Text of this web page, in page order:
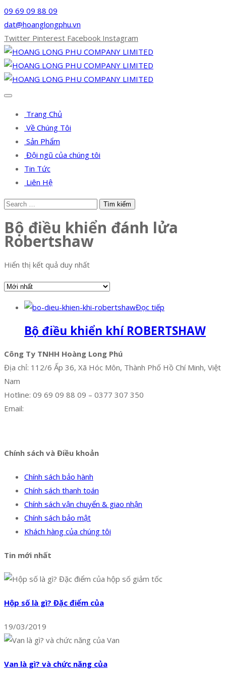
09 69 09 88 09
dat@hoanglongphu.vn
Twitter Pinterest Facebook Instagram
Trang Chủ
Về Chúng Tôi
Sản Phẩm
Đội ngũ của chúng tôi
Tin Tức
Liên Hệ
Bộ điều khiển đánh lửa
Robertshaw
Hiển thị kết quả duy nhất
Đọc tiếp
Bộ điều khiển khí ROBERTSHAW
Công Ty TNHH Hoàng Long Phú
Địa chỉ: 112/6 Ấp 36, Xã Hóc Môn, Thành Phố Hồ Chí Minh, Việt
Nam
Hotline: 09 69 09 88 09 – 0377 307 350
Email:
Chính sách và Điều khoản
Chính sách bảo hành
Chính sách thanh toán
Chính sách vận chuyển & giao nhận
Chính sách bảo mật
Khách hàng của chúng tôi
Tin mới nhất
Hộp số là gì? Đặc điểm của
19/03/2019
Van là gì? và chức năng của